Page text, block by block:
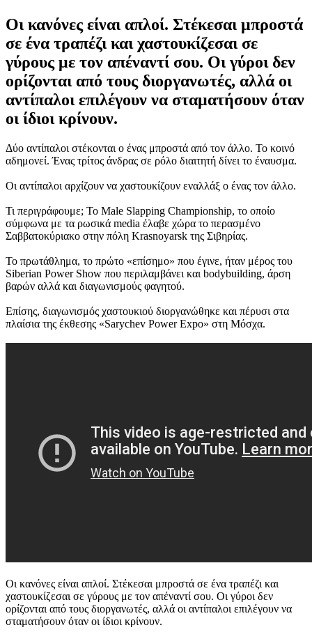
Οι κανόνες είναι απλοί. Στέκεσαι μπροστά
σε ένα τραπέζι και χαστουκίζεσαι σε
γύρους με τον απέναντί σου. Οι γύροι δεν
ορίζονται από τους διοργανωτές, αλλά οι
αντίπαλοι επιλέγουν να σταματήσουν όταν
οι ίδιοι κρίνουν.
Δύο αντίπαλοι στέκονται ο ένας μπροστά από τον άλλο. Το κοινό
αδημονεί. Ένας τρίτος άνδρας σε ρόλο διαιτητή δίνει το έναυσμα.
Οι αντίπαλοι αρχίζουν να χαστουκίζουν εναλλάξ ο ένας τον άλλο.
Τι περιγράφουμε; Το Male Slapping Championship, το οποίο
σύμφωνα με τα ρωσικά media έλαβε χώρα το περασμένο
Σαββατοκύριακο στην πόλη Krasnoyarsk της Σιβηρίας.
Το πρωτάθλημα, το πρώτο «επίσημο» που έγινε, ήταν μέρος του
Siberian Power Show που περιλαμβάνει και bodybuilding, άρση
βαρών αλλά και διαγωνισμούς φαγητού.
Επίσης, διαγωνισμός χαστουκιού διοργανώθηκε και πέρυσι στα
πλαίσια της έκθεσης «Sarychev Power Expo» στη Μόσχα.
Οι κανόνες είναι απλοί. Στέκεσαι μπροστά σε ένα τραπέζι και
χαστουκίζεσαι σε γύρους με τον απέναντί σου. Οι γύροι δεν
ορίζονται από τους διοργανωτές, αλλά οι αντίπαλοι επιλέγουν να
σταματήσουν όταν οι ίδιοι κρίνουν.